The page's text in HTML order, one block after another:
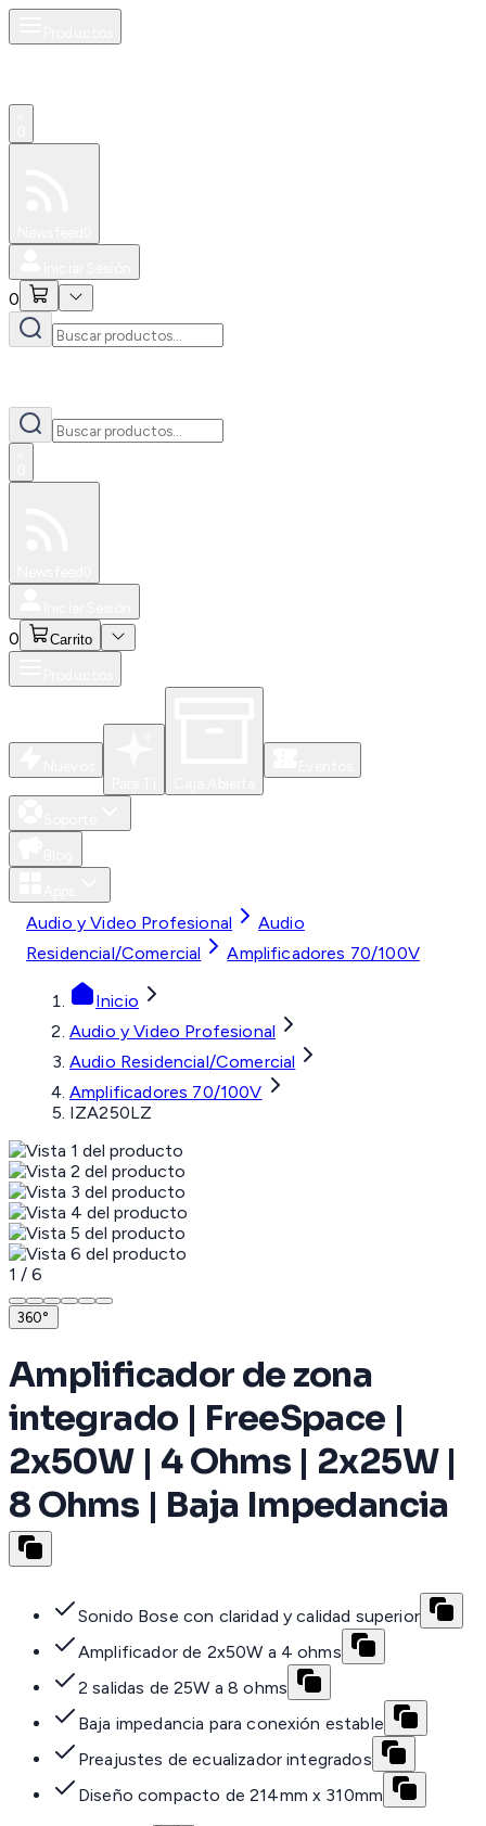
0
0 Carrito
Audio y Video Profesional
Audio
Residencial/Comercial
Amplificadores 70/100V
Inicio
Audio y Video Profesional
Audio Residencial/Comercial
Amplificadores 70/100V
IZA250LZ
1 / 6
360°
Amplificador de zona
integrado | FreeSpace |
2x50W | 4 Ohms | 2x25W |
8 Ohms | Baja Impedancia
Sonido Bose con claridad y calidad superior
Amplificador de 2x50W a 4 ohms
2 salidas de 25W a 8 ohms
Baja impedancia para conexión estable
Preajustes de ecualizador integrados
Diseño compacto de 214mm x 310mm